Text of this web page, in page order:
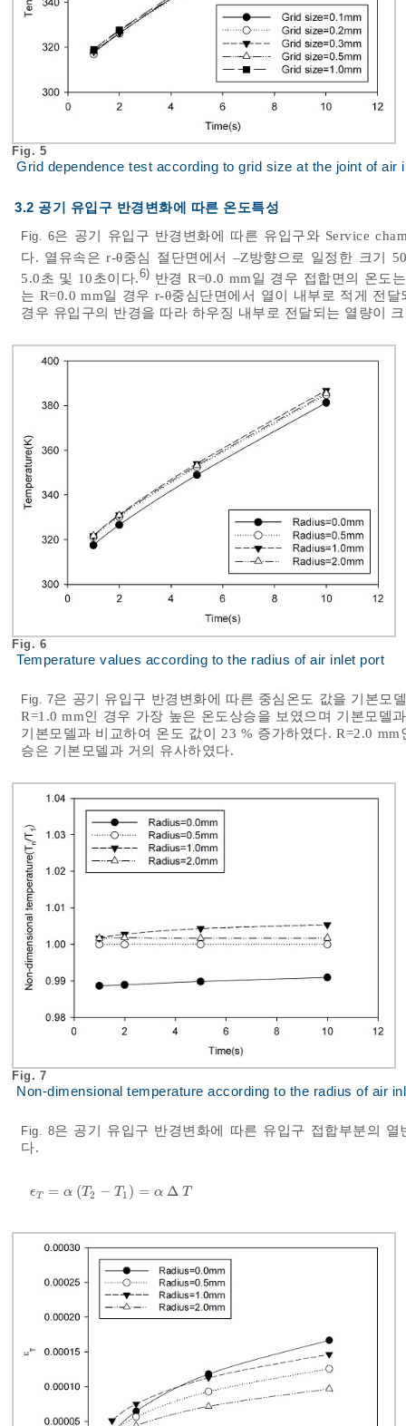
Fig. 5
Grid dependence test according to grid size at the joint of air
3.2 공기 유입구 반경변화에 따른 온도특성
Fig. 6은 공기 유입구 반경변화에 따른 유입구와 Service
다. 열유속은 r-θ중심 절단면에서 –Z방향으로 일정한 크기
5.0초 및 10초이다.6) 반경 R=0.0 mm일 경우 접합면의 온도
는 R=0.0 mm일 경우 r-θ중심단면에서 열이 내부로 적게 전
경우 유입구의 반경을 따라 하우징 내부로 전달되는 열량이
Fig. 6
Temperature values according to the radius of air inlet port
Fig. 7은 공기 유입구 반경변화에 따른 중심온도 값을 기본모
R=1.0 mm인 경우 가장 높은 온도상승을 보였으며 기본모델
기본모델과 비교하여 온도 값이 23 % 증가하였다. R=2.0
승은 기본모델과 거의 유사하였다.
Fig. 7
Non-dimensional temperature according to the radius of air
Fig. 8은 공기 유입구 반경변화에 따른 유입구 접합부분의
다.
ϵT = α (T2 − T 1 ) = α Δ T
ϵT= αT2 -T1=α ∆T